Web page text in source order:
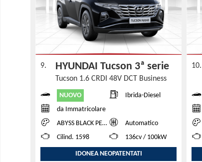
9. HYUNDAI Tucson 3ª serie
Tucson 1.6 CRDI 48V DCT Business
NUOVO
Ibrida-Diesel
da Immatricolare
ABYSS BLACK PEARL
Automatico
Cilind. 1598
136cv / 100kW
IDONEA NEOPATENTATI
10.